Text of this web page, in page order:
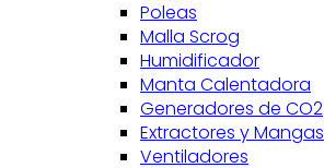
Poleas
Malla Scrog
Humidificador
Manta Calentadora
Generadores de CO2
Extractores y Mangas
Ventiladores